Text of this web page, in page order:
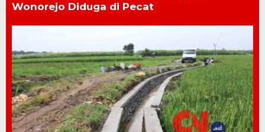
Wonorejo Diduga di Pecat